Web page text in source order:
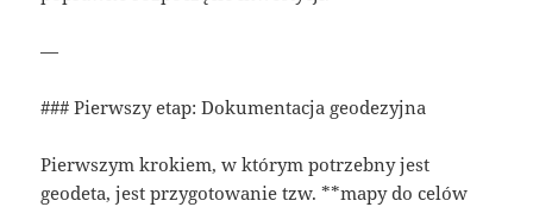
—
### Pierwszy etap: Dokumentacja geodezyjna
Pierwszym krokiem, w którym potrzebny jest
geodeta, jest przygotowanie tzw. **mapy do celów